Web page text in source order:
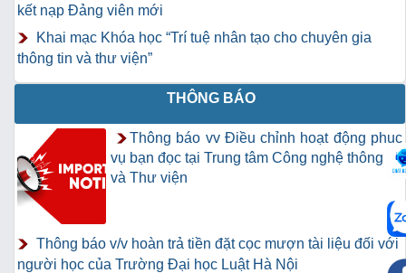
kết nạp Đảng viên mới
Khai mạc Khóa học “Trí tuệ nhân tạo cho chuyên gia
thông tin và thư viện”
THÔNG BÁO
Thông báo vv Điều chỉnh hoạt động phục
vụ bạn đọc tại Trung tâm Công nghệ thông tin
và Thư viện
Thông báo v/v hoàn trả tiền đặt cọc mượn tài liệu đối với
người học của Trường Đại học Luật Hà Nội